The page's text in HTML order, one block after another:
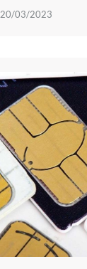
20/03/2023